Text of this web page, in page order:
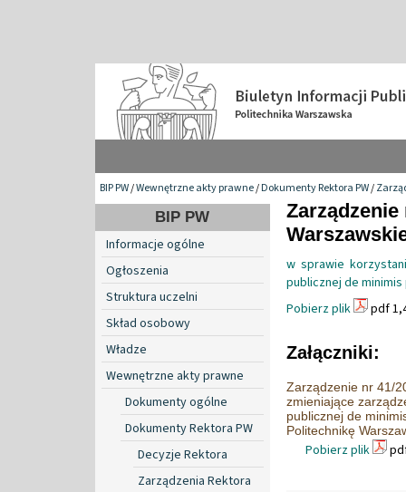
BIP PW/Wewnętrzne akty prawne/Dokumenty Rektora PW/
BIP PW
Informacje ogólne
Ogłoszenia
Struktura uczelni
Skład osobowy
Władze
Wewnętrzne akty prawne
Dokumenty ogólne
Dokumenty Rektora PW
Decyzje Rektora
Zarządzenia Rektora
w sprawie
publicznej de
Pobierz plik
pdf
Załączniki:
Zarządzenie nr 41/
zmieniające
publicznej de
Politechnikę
Pobierz plik